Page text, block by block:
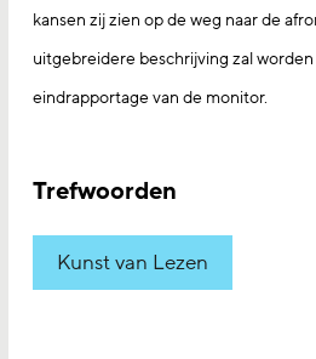
kansen zij zien op de weg naar de
uitgebreidere beschrijving zal
eindrapportage van de monitor.
Trefwoorden
Kunst van Lezen